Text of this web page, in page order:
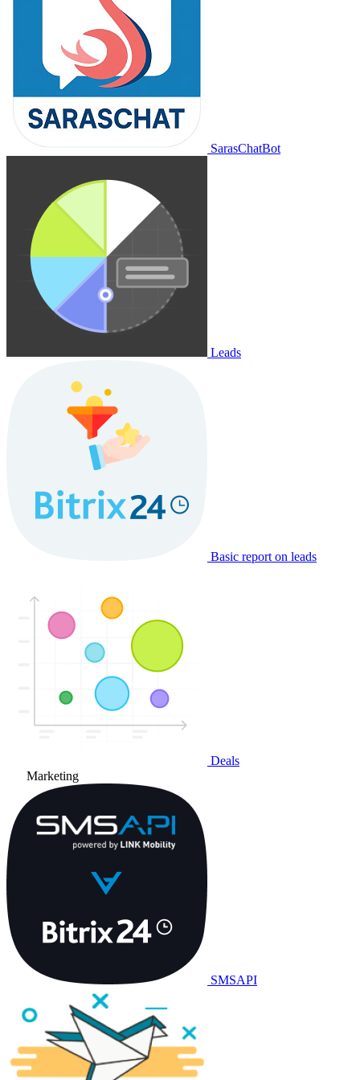
SarasChatBot
Leads
Basic report on leads
Deals
Marketing
SMSAPI